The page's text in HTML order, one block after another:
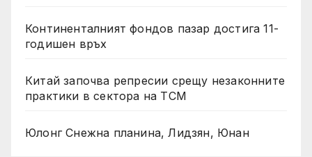
Континенталният фондов пазар достига 11-
годишен връх
Китай започва репресии срещу незаконните
практики в сектора на TCM
Юлонг Снежна планина, Лидзян, Юнан